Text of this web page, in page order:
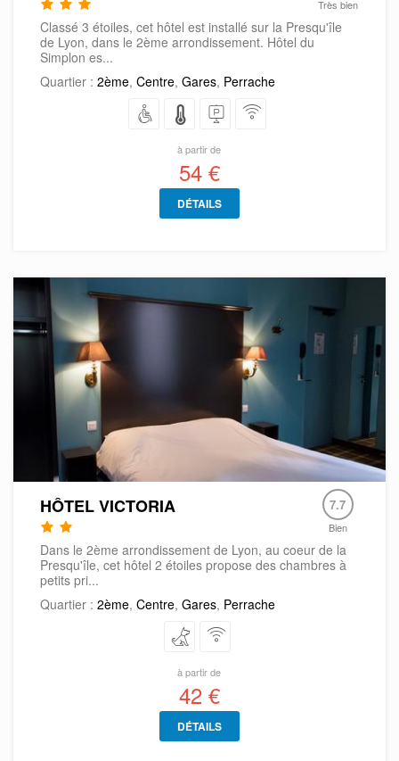
Très bien
Classé 3 étoiles, cet hôtel est installé sur la Presqu'île
de Lyon, dans le 2ème arrondissement. Hôtel du
Simplon es...
Quartier : 2ème, Centre, Gares, Perrache
à partir de
54 €
DÉTAILS
HÔTEL VICTORIA 7.7
Bien
Dans le 2ème arrondissement de Lyon, au coeur de la
Presqu'île, cet hôtel 2 étoiles propose des chambres à
petits pri...
Quartier : 2ème, Centre, Gares, Perrache
à partir de
42 €
DÉTAILS